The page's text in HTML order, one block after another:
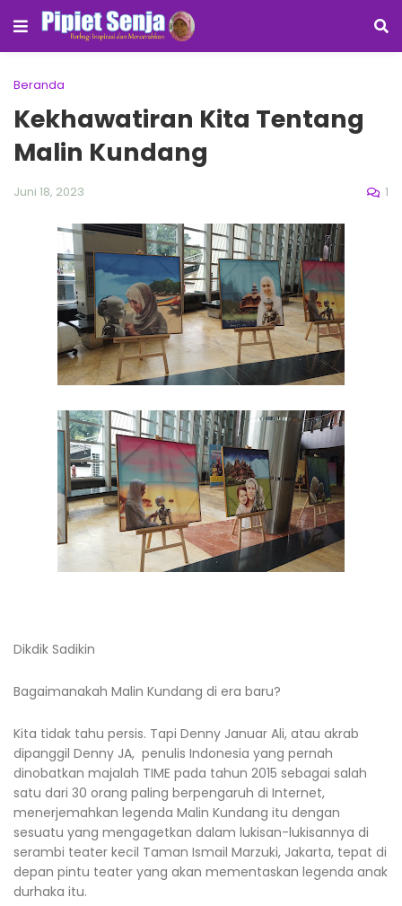
Beranda
Kekhawatiran Kita Tentang
Malin Kundang
Juni 18, 2023 1
Dikdik Sadikin
Bagaimanakah Malin Kundang di era baru?
Kita tidak tahu persis. Tapi Denny Januar Ali, atau akrab
dipanggil Denny JA, penulis Indonesia yang pernah
dinobatkan majalah TIME pada tahun 2015 sebagai salah
satu dari 30 orang paling berpengaruh di Internet,
menerjemahkan legenda Malin Kundang itu dengan
sesuatu yang mengagetkan dalam lukisan-lukisannya di
serambi teater kecil Taman Ismail Marzuki, Jakarta, tepat di
depan pintu teater yang akan mementaskan legenda anak
durhaka itu.